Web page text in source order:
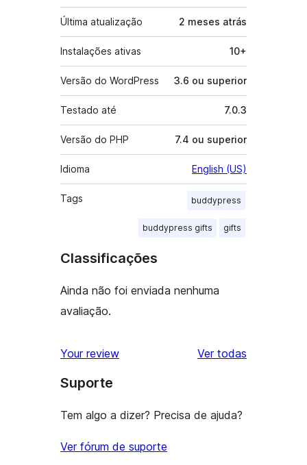
Última atualização 2 meses atrás
Instalações ativas 10+
Versão do WordPress 3.6 ou superior
Testado até 7.0.3
Versão do PHP 7.4 ou superior
Idioma English (US)
Tags buddypress
buddypress gifts gifts
Classificações
Ainda não foi enviada nenhuma
avaliação.
Your review Ver todas
Suporte
Tem algo a dizer? Precisa de ajuda?
Ver fórum de suporte